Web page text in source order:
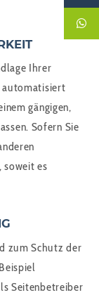
Ihrer
automatisiert
gängigen,
Sofern Sie
soweit es
zum Schutz der
Seitenbetreiber